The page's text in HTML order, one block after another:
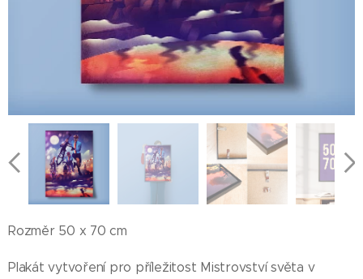
Rozměr 50 x 70 cm
Plakát vytvoření pro příležitost Mistrovství světa v